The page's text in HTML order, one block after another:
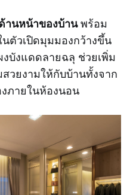
านหน้าของบ้านพร้อม
นตัวเปิดมุมมองกว้างขึ้น
บังแดดลายฉลุ ช่วยเพิ่ม
วยงามให้กับบ้านทั้งจาก
ภายในห้องนอน